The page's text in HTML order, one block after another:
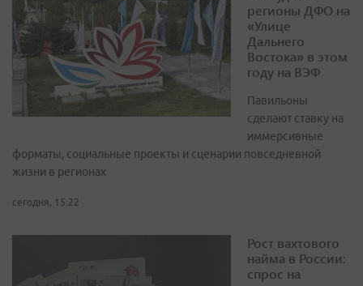
регионы ДФО на
«Улице
Дальнего
Востока» в этом
году на ВЭФ
Павильоны
сделают ставку на
иммерсивные
форматы, социальные проекты и сценарии повседневной
жизни в регионах
сегодня, 15:22
Рост вахтового
найма в России:
спрос на